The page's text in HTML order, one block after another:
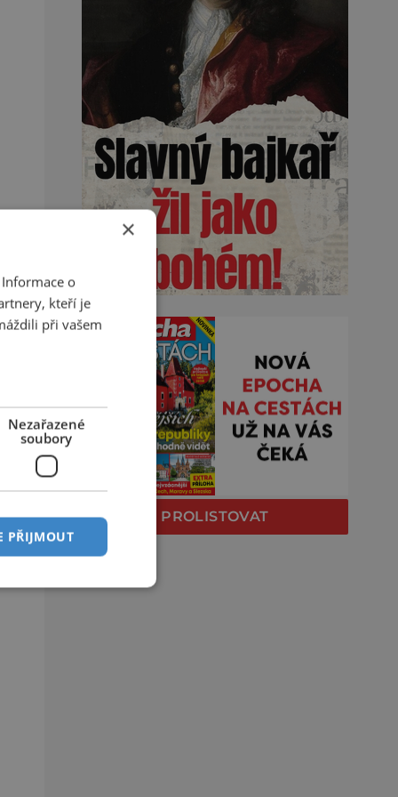
PROLISTOVAT
×
o
kteří je
při vašem
Nezařazené
soubory
PŘIJMOUT